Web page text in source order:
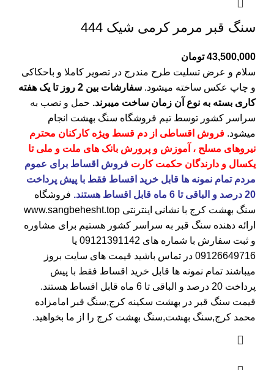
سنگ قبر مرمر کرمی شیک 444
43,500,000 تومان
سلام و عرض تسلیت طرح مندرج در تصویر کاملا و باحکاکی
و چاپ عکس ساخته میشود.
سفارشات بین 2 روز تا یک هفته
کاری بسته به نوع آن زمان ساخت میبرند. حمل و نصب به
سراسر کشور توسط تیم فروشگاه سنگ بهشت انجام
میشود. فروش اقساطی از دم قسط ویژه کارکنان محترم
نیروهای مسلح ، آموزش و پرورش بانک های ملت و ملی تا
یکسال و دارندگان حکمت کارت فروش اقساط برای عموم
مردم تمام نمونه ها قابل خرید اقساط فقط با پیش پرداخت
20 درصد و الباقی تا 6 ماه قابل اقساط هستند.
فروشگاه
سنگ بهشت کرج با نشانی اینترنتی www.sangbehesht.top
ارائه دهنده سنگ قبر به سراسر کشور هستیم برای مشاوره
و ثبت سفارش با شماره های 09121391142 یا
09126649716 در تماس باشید قیمت های سایت بروز
میباشند تمام نمونه ها قابل خرید اقساط فقط با پیش
پرداخت 20 درصد و الباقی تا 6 ماه قابل اقساط هستند.
قیمت سنگ قبر در بهشت سکینه کرج,سنگ قبر امامزاده
محمد کرج,سنگ بهشت,سنگ بهشت کرج را از ما بخواهید.